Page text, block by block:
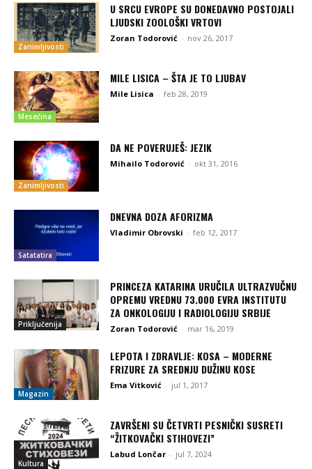
Zanimljivosti
U SRCU EVROPE SU DONEDAVNO POSTOJALI
LJUDSKI ZOOLOŠKI VRTOVI
Zoran Todorović - nov 26, 2017
Mesečina
MILE LISICA – ŠTA JE TO LJUBAV
Mile Lisica - feb 28, 2019
Zanimljivosti
DA NE POVERUJEŠ: JEZIK
Mihailo Todorović - okt 31, 2016
Satatatira
DNEVNA DOZA AFORIZMA
Vladimir Obrovski - feb 12, 2017
Priključenija
PRINCEZA KATARINA URUČILA ULTRAZVUČNU
OPREMU VREDNU 73.000 EVRA INSTITUTU
ZA ONKOLOGIJU I RADIOLOGIJU SRBIJE
Zoran Todorović - mar 16, 2019
Magazin
LEPOTA I ZDRAVLJE: KOSA – MODERNE
FRIZURE ZA SREDNJU DUŽINU KOSE
Ema Vitković - jul 1, 2017
Kultura
ZAVRŠENI SU ČETVRTI PESNIČKI SUSRETI
“ŽITKOVAČKI STIHOVEZI”
Labud Lončar - jul 7, 2024